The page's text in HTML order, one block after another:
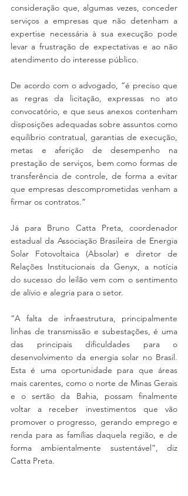
consideração que, algumas vezes, conceder
serviços a empresas que não detenham a
expertise necessária à sua execução pode
levar a frustração de expectativas e ao não
atendimento do interesse público.
De acordo com o advogado, “é preciso que
as regras da licitação, expressas no ato
convocatório, e que seus anexos contenham
disposições adequadas sobre assuntos como
equilíbrio contratual, garantias de execução,
metas e aferição de desempenho na
prestação de serviços, bem como formas de
transferência de controle, de forma a evitar
que empresas descomprometidas venham a
firmar os contratos.”
Já para Bruno Catta Preta, coordenador
estadual da Associação Brasileira de Energia
Solar Fotovoltaica (Absolar) e diretor de
Relações Institucionais da Genyx, a notícia
do sucesso do leilão vem com o sentimento
de alívio e alegria para o setor.
“A falta de infraestrutura, principalmente
linhas de transmissão e subestações, é uma
das principais dificuldades para o
desenvolvimento da energia solar no Brasil.
Esta é uma oportunidade para que áreas
mais carentes, como o norte de Minas Gerais
e o sertão da Bahia, possam finalmente
voltar a receber investimentos que vão
promover o progresso, gerando emprego e
renda para as famílias daquela região, e de
forma ambientalmente sustentável”, diz
Catta Preta.